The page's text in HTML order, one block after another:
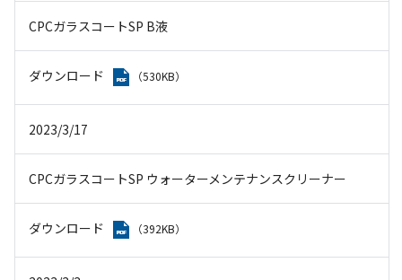
CPCガラスコートSP B液
ダウンロード （530KB）
2023/3/17
CPCガラスコートSP ウォーターメンテナンスクリーナー
ダウンロード （392KB）